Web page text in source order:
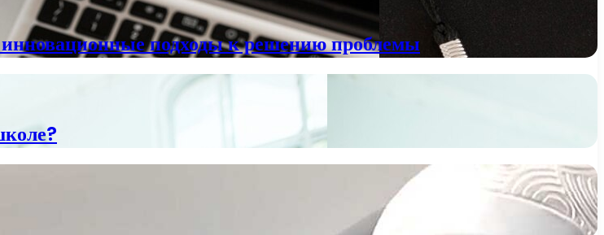
подходы к решению проблемы